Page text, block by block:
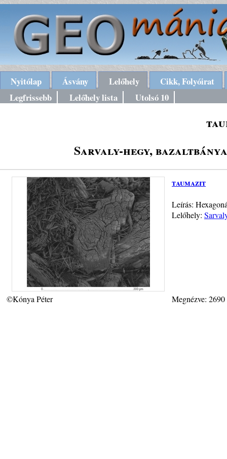
Nyitólap Ásvány Lelőhely
Cikk, Folyóirat
Legfrissebb
Lelőhely lista Utolsó 10
Sarvaly-hegy,
taumazit
Leírás:
Lelőhely:
©Kónya Péter Megnézve: